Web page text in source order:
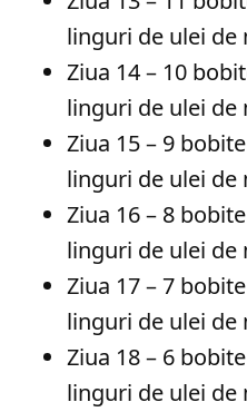
linguri de ulei de
Ziua 14 – 10
linguri de ulei de
Ziua 15 – 9
linguri de ulei de
Ziua 16 – 8
linguri de ulei de
Ziua 17 – 7
linguri de ulei de
Ziua 18 – 6
linguri de ulei de